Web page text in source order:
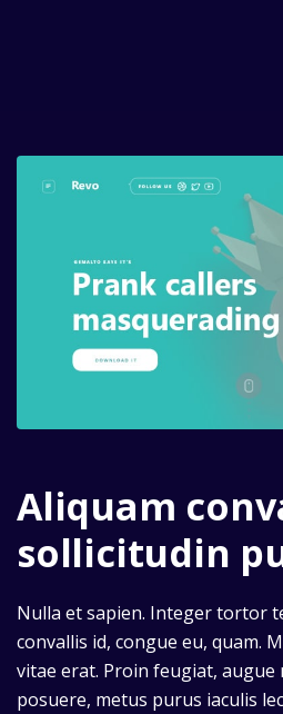
Aliquam
sollicitudin
Nulla et sapien. Integer tortor
convallis id, congue eu, quam.
vitae erat. Proin feugiat, augue
posuere, metus purus iaculis